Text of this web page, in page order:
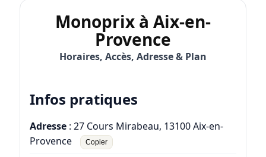
Monoprix à Aix-en-
Provence
Horaires, Accès, Adresse & Plan
Infos pratiques
Adresse: 27 Cours Mirabeau, 13100 Aix-en-
Provence
Copier